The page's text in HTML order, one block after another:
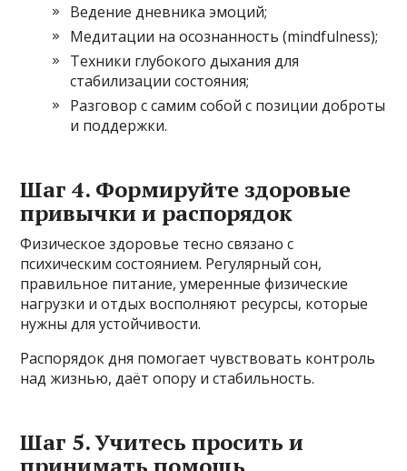
Ведение дневника эмоций;
Медитации на осознанность (mindfulness);
Техники глубокого дыхания для
стабилизации состояния;
Разговор с самим собой с позиции доброты
и поддержки.
Шаг 4. Формируйте здоровые
привычки и распорядок
Физическое здоровье тесно связано с
психическим состоянием. Регулярный сон,
правильное питание, умеренные физические
нагрузки и отдых восполняют ресурсы, которые
нужны для устойчивости.
Распорядок дня помогает чувствовать контроль
над жизнью, даёт опору и стабильность.
Шаг 5. Учитесь просить и